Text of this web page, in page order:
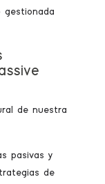
gestionada
de nuestra
pasivas y
de